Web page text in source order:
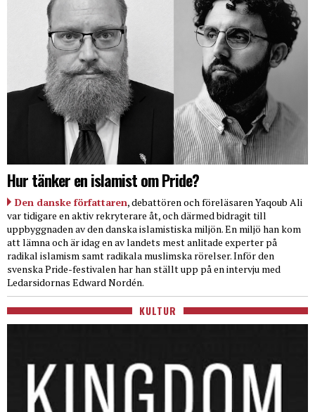
Hur tänker en islamist om Pride?
Den danske författaren, debattören och föreläsaren Yaqoub Ali
var tidigare en aktiv rekryterare åt, och därmed bidragit till
uppbyggnaden av den danska islamistiska miljön. En miljö han kom
att lämna och är idag en av landets mest anlitade experter på
radikal islamism samt radikala muslimska rörelser. Inför den
svenska Pride-festivalen har han ställt upp på en intervju med
Ledarsidornas Edward Nordén.
KULTUR